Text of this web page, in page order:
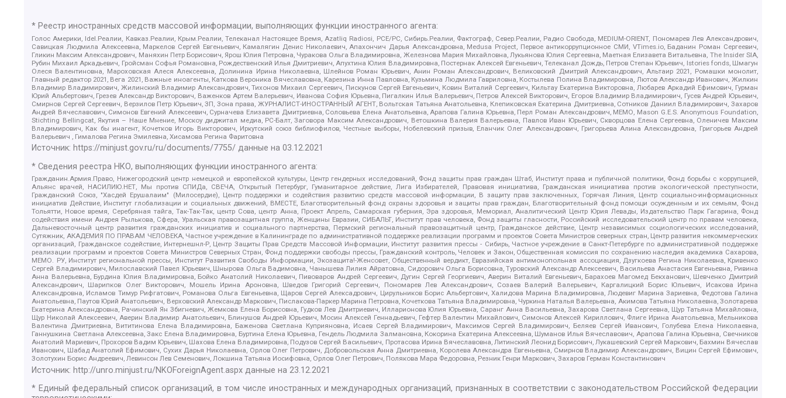
* Реестр иностранных средств массовой информации, выполняющих функции иностранного агента:
Голос Америки, Idel.Реалии, Кавказ.Реалии, Крым.Реалии, Телеканал Настоящее Время, Azatliq Radiosi, PCE/PC, Сибирь.Реалии, Фактограф, Север.Реалии, Радио Свобода, MEDIUM-ORIENT, Пономарев Лев Александрович,
Савицкая Людмила Алексеевна, Маркелов Сергей Евгеньевич, Камалягин Денис Николаевич, Апахончич Дарья Александровна, Medusa Project, Первое антикоррупционное СМИ, VTimes.io, Баданин Роман Сергеевич,
Гликин Максим Александрович, Маняхин Петр Борисович, Ярош Юлия Петровна, Чуракова Ольга Владимировна, Железнова Мария Михайловна, Лукьянова Юлия Сергеевна, Маетная Елизавета Витальевна, The Insider SIA,
Рубин Михаил Аркадьевич, Гройсман Софья Романовна, Рождественский Илья Дмитриевич, Апухтина Юлия Владимировна, Постернак Алексей Евгеньевич, Телеканал Дождь, Петров Степан Юрьевич, Istories fonds, Шмагун
Олеся Валентиновна, Мароховская Алеся Алексеевна, Долинина Ирина Николаевна, Шлейнов Роман Юрьевич, Анин Роман Александрович, Великовский Дмитрий Александрович, Альтаир 2021, Ромашки монолит,
Главный редактор 2021, Вега 2021, Важные иноагенты, Каткова Вероника Вячеславовна, Карезина Инна Павловна, Кузьмина Людмила Гавриловна, Костылева Полина Владимировна, Лютов Александр Иванович, Жилкин
Владимир Владимирович, Жилинский Владимир Александрович, Тихонов Михаил Сергеевич, Пискунов Сергей Евгеньевич, Ковин Виталий Сергеевич, Кильтау Екатерина Викторовна, Любарев Аркадий Ефимович, Гурман
Юрий Альбертович, Грезев Александр Викторович, Важенков Артем Валерьевич, Иванова София Юрьевна, Пигалкин Илья Валерьевич, Петров Алексей Викторович, Егоров Владимир Владимирович, Гусев Андрей Юрьевич,
Смирнов Сергей Сергеевич, Верзилов Петр Юрьевич, ЗП, Зона права, ЖУРНАЛИСТ-ИНОСТРАННЫЙ АГЕНТ, Вольтская Татьяна Анатольевна, Клепиковская Екатерина Дмитриевна, Сотников Даниил Владимирович, Захаров
Андрей Вячеславович, Симонов Евгений Алексеевич, Сурначева Елизавета Дмитриевна, Соловьева Елена Анатольевна, Арапова Галина Юрьевна, Перл Роман Александрович, МЕМО, Mason G.E.S. Anonymous Foundation,
Stichting Bellingcat, Якутия – Наше Мнение, Москоу диджитал медиа, РС-Балт, Заговора Максим Александрович, Ветошкина Валерия Валерьевна, Павлов Иван Юрьевич, Скворцова Елена Сергеевна, Оленичев Максим
Владимирович, Как бы инагент, Кочетков Игорь Викторович, Иркутский союз библиофилов, Честные выборы, Нобелевский призыв, Еланчик Олег Александрович, Григорьева Алина Александровна, Григорьев Андрей
Валерьевич , Гималова Регина Эмилевна, Хисамова Регина Фаритовна
Источник: https://minjust.gov.ru/ru/documents/7755/ данные на03.12.2021
* Сведения реестра НКО, выполняющих функции иностранного агента:
Гражданин.Армия.Право, Нижегородский центр немецкой и европейской культуры, Центр гендерных исследований, Фонд защиты прав граждан Штаб, Институт права и публичной политики, Фонд борьбы с коррупцией,
Альянс врачей, НАСИЛИЮ.НЕТ, Мы против СПИДа, СВЕЧА, Открытый Петербург, Гуманитарное действие, Лига Избирателей, Правовая инициатива, Гражданская инициатива против экологической преступности,
Гражданский Союз, "Хасдей Ерушалаим" (Милосердие), Центр поддержки и содействия развитию средств массовой информации, В защиту прав заключенных, Горячая Линия, Центр социально-информационных
инициатив Действие, Институт глобализации и социальных движений, ВМЕСТЕ, Благотворительный фонд охраны здоровья и защиты прав граждан, Благотворительный фонд помощи осужденным и их семьям, Фонд
Тольятти, Новое время, Серебряная тайга, Так-Так-Так, центр Сова, центр Анна, Проект Апрель, Самарская губерния, Эра здоровья, Мемориал, Аналитический Центр Юрия Левады, Издательство Парк Гагарина, Фонд
содействия имени Андрея Рылькова, Сфера, Уральская правозащитная группа, Женщины Евразии, СИБАЛЬТ, Институт прав человека, Фонд защиты гласности, Российский исследовательский центр по правам человека,
Дальневосточный центр развития гражданских инициатив и социального партнерства, Пермский региональный правозащитный центр, Гражданское действие, Центр независимых социологических исследований,
Сутяжник, АКАДЕМИЯ ПО ПРАВАМ ЧЕЛОВЕКА, Частное учреждение в Калининграде по административной поддержке реализации программ и проектов Совета Министров северных стран, Центр развития некоммерческих
организаций, Гражданское содействие, Интернешнл-Р, Центр Защиты Прав Средств Массовой Информации, Институт развития прессы - Сибирь, Частное учреждение в Санкт-Петербурге по административной поддержке
реализации программ и проектов Совета Министров Северных Стран, Фонд поддержки свободы прессы, Гражданский контроль, Человек и Закон, Общественная комиссия по сохранению наследия академика Сахарова,
МЕМО. РУ, Институт региональной прессы, Институт Развития Свободы Информации, Экозащита!-Женсовет, Общественный вердикт, Евразийская антимонопольная ассоциация, Дзугкоева Регина Николаевна, Кривенко
Сергей Владимирович, Милославский Павел Юрьевич, Шнырова Ольга Вадимовна, Чанышева Лилия Айратовна, Сидорович Ольга Борисовна, Туровский Александр Алексеевич, Васильева Анастасия Евгеньевна, Ривина
Анна Валерьевна, Бурдина Юлия Владимировна, Бойко Анатолий Николаевич, Пивоваров Андрей Сергеевич, Дугин Сергей Георгиевич, Аверин Виталий Евгеньевич, Барахоев Магомед Бекханович, Шевченко Дмитрий
Александрович, Шарипков Олег Викторович, Мошель Ирина Ароновна, Шведов Григорий Сергеевич, Пономарев Лев Александрович, Созаев Валерий Валерьевич, Каргалицкий Борис Юльевич, Исакова Ирина
Александровна, Исламов Тимур Рифгатович, Романова Ольга Евгеньевна, Щаров Сергей Алексадрович, Цирульников Борис Альбертович, Халидова Марина Владимировна, Людевиг Марина Зариевна, Федотова Галина
Анатольевна, Паутов Юрий Анатольевич, Верховский Александр Маркович, Пислакова-Паркер Марина Петровна, Кочеткова Татьяна Владимировна, Чуркина Наталья Валерьевна, Акимова Татьяна Николаевна, Золотарева
Екатерина Александровна, Рачинский Ян Збигневич, Жемкова Елена Борисовна, Гудков Лев Дмитриевич, Илларионова Юлия Юрьевна, Саранг Анна Васильевна, Захарова Светлана Сергеевна, Щур Татьяна Михайловна,
Щур Николай Алексеевич, Аверин Владимир Анатольевич, Блинушов Андрей Юрьевич, Мосин Алексей Геннадьевич, Гефтер Валентин Михайлович, Симонов Алексей Кириллович, Флиге Ирина Анатольевна, Мельникова
Валентина Дмитриевна, Вититинова Елена Владимировна, Баженова Светлана Куприяновна, Исаев Сергей Владимирович, Максимов Сергей Владимирович, Беляев Сергей Иванович, Голубева Елена Николаевна,
Ганнушкина Светлана Алексеевна, Закс Елена Владимировна, Буртина Елена Юрьевна, Гендель Людмила Залмановна, Кокорина Екатерина Алексеевна, Шуманов Илья Вячеславович, Арапова Галина Юрьевна, Свечников
Анатолий Мариевич, Прохоров Вадим Юрьевич, Шахова Елена Владимировна, Подузов Сергей Васильевич, Протасова Ирина Вячеславовна, Литинский Леонид Борисович, Лукашевский Сергей Маркович, Бахмин Вячеслав
Иванович, Шабад Анатолий Ефимович, Сухих Дарья Николаевна, Орлов Олег Петрович, Добровольская Анна Дмитриевна, Королева Александра Евгеньевна, Смирнов Владимир Александрович, Вицин Сергей Ефимович,
Золотухин Борис Андреевич, Левинсон Лев Семенович, Локшина Татьяна Иосифовна, Орлов Олег Петрович, Полякова Мара Федоровна, Резник Генри Маркович, Захаров Герман Константинович
Источник: http://unro.minjust.ru/NKOForeignAgent.aspx данные на23.12.2021
* Единый федеральный список организаций, в том числе иностранных и международных организаций, признанных в соответствии с законодательством Российской Федерации